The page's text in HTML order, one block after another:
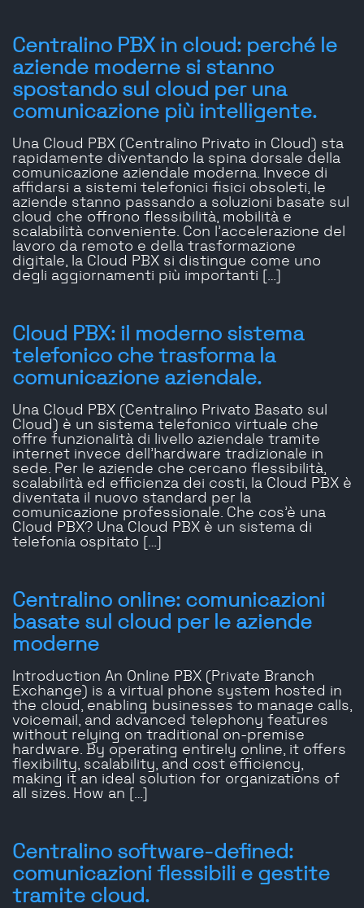
Centralino PBX in cloud: perché le
aziende moderne si stanno
spostando sul cloud per una
comunicazione più intelligente.
Una Cloud PBX (Centralino Privato in Cloud) sta
rapidamente diventando la spina dorsale della
comunicazione aziendale moderna. Invece di
affidarsi a sistemi telefonici fisici obsoleti, le
aziende stanno passando a soluzioni basate sul
cloud che offrono flessibilità, mobilità e
scalabilità conveniente. Con l’accelerazione del
lavoro da remoto e della trasformazione
digitale, la Cloud PBX si distingue come uno
degli aggiornamenti più importanti […]
Cloud PBX: il moderno sistema
telefonico che trasforma la
comunicazione aziendale.
Una Cloud PBX (Centralino Privato Basato sul
Cloud) è un sistema telefonico virtuale che
offre funzionalità di livello aziendale tramite
internet invece dell’hardware tradizionale in
sede. Per le aziende che cercano flessibilità,
scalabilità ed efficienza dei costi, la Cloud PBX è
diventata il nuovo standard per la
comunicazione professionale. Che cos’è una
Cloud PBX? Una Cloud PBX è un sistema di
telefonia ospitato […]
Centralino online: comunicazioni
basate sul cloud per le aziende
moderne
Introduction An Online PBX (Private Branch
Exchange) is a virtual phone system hosted in
the cloud, enabling businesses to manage calls,
voicemail, and advanced telephony features
without relying on traditional on-premise
hardware. By operating entirely online, it offers
flexibility, scalability, and cost efficiency,
making it an ideal solution for organizations of
all sizes. How an […]
Centralino software-defined:
comunicazioni flessibili e gestite
tramite cloud.